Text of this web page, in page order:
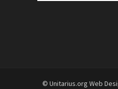
© Unitarius.org Web